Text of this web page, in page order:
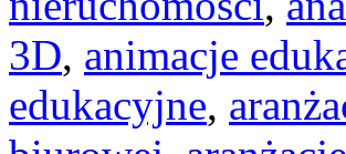
3D, animacje
edukacyjne,